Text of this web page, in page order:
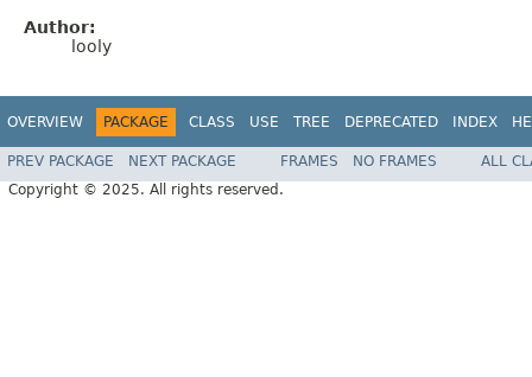
Author:
looly
OVERVIEW PACKAGE CLASS USE TREE DEPRECATED INDEX
PREV PACKAGE NEXT PACKAGE FRAMES NO FRAMES
ALL
Copyright © 2025. All rights reserved.